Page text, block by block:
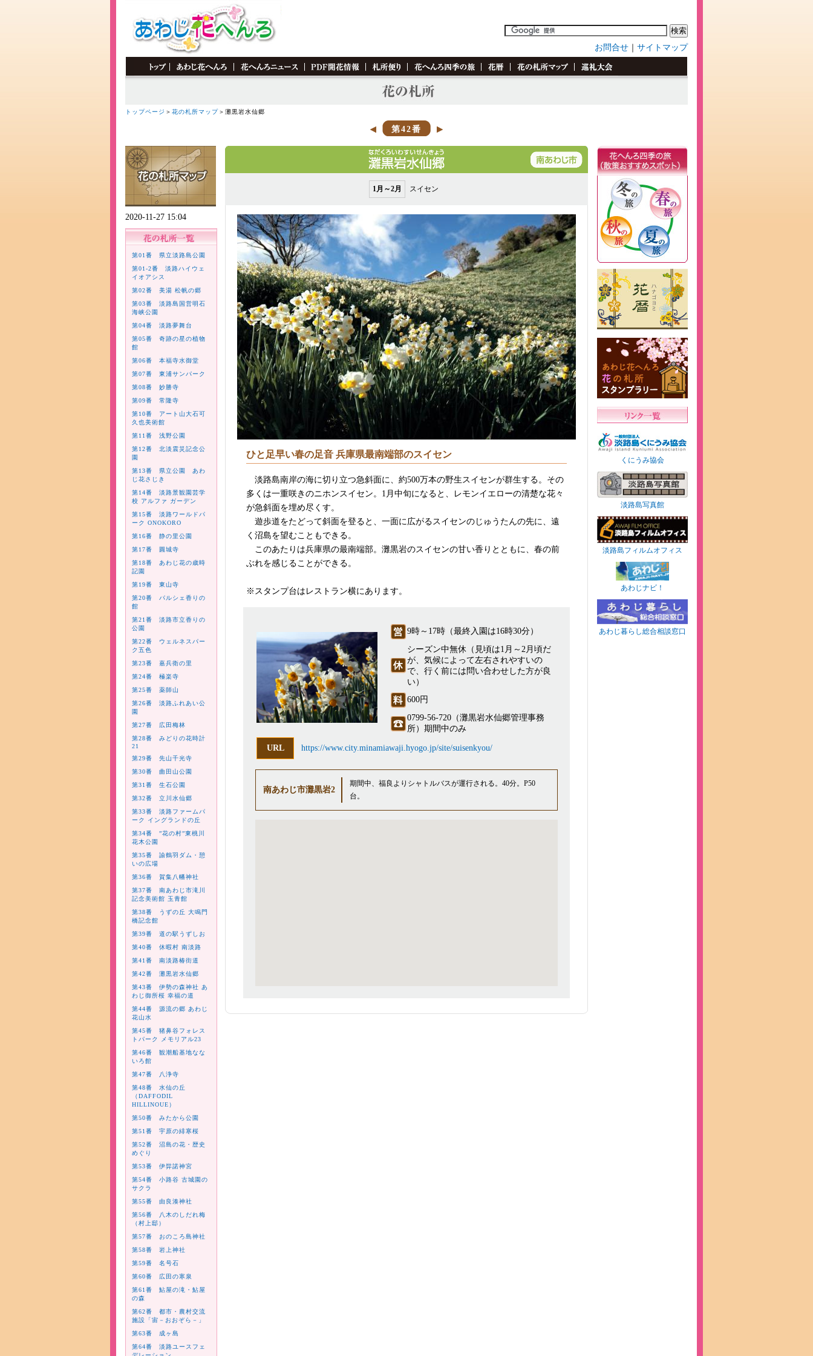
お問合せ サイトマップ
トップページ ＞ 花の札所マップ＞灘黒岩水仙郷
第42番
2020-11-27 15:04
第01番 県立淡路島公園
第01-2番 淡路ハイウェ
イオアシス
第02番 美湯 松帆の郷
第03番 淡路島国営明石
海峡公園
第04番 淡路夢舞台
第05番 奇跡の星の植物
館
第06番 本福寺水御堂
第07番 東浦サンパーク
第08番 妙勝寺
第09番 常隆寺
第10番 アート山大石可
久也美術館
第11番 浅野公園
第12番 北淡震災記念公
園
第13番 県立公園 あわ
じ花さじき
第14番 淡路景観園芸学
校 アルファ ガーデン
第15番 淡路ワールドパ
ーク ONOKORO
第16番 静の里公園
第17番 圓城寺
第18番 あわじ花の歳時
記園
第19番 東山寺
第20番 パルシェ香りの
館
第21番 淡路市立香りの
公園
第22番 ウェルネスパー
ク五色
第23番 嘉兵衛の里
第24番 極楽寺
第25番 薬師山
第26番 淡路ふれあい公
園
第27番 広田梅林
第28番 みどりの花時計
21
第29番 先山千光寺
第30番 曲田山公園
第31番 生石公園
第32番 立川水仙郷
第33番 淡路ファームパ
ーク イングランドの丘
第34番 ”花の村”東桃川
花木公園
第35番 諭鶴羽ダム・憩
いの広場
第36番 賀集八幡神社
第37番 南あわじ市滝川
記念美術館 玉青館
第38番 うずの丘 大鳴門
橋記念館
第39番 道の駅うずしお
第40番 休暇村 南淡路
第41番 南淡路椿街道
第42番 灘黒岩水仙郷
第43番 伊勢の森神社 あ
わじ御所桜 幸福の道
第44番 源流の郷 あわじ
花山水
第45番 猪鼻谷フォレス
トパーク メモリアル23
第46番 観潮船基地なな
いろ館
第47番 八浄寺
第48番 水仙の丘
（DAFFODIL
HILLINOUE）
第50番 みたから公園
第51番 宇原の緋寒桜
第52番 沼島の花・歴史
めぐり
第53番 伊弉諾神宮
第54番 小路谷 古城園の
サクラ
第55番 由良湊神社
第56番 八木のしだれ梅
（村上邸）
第57番 おのころ島神社
第58番 岩上神社
第59番 名号石
第60番 広田の寒泉
第61番 鮎屋の滝・鮎屋
の森
第62番 都市・農村交流
施設「宙－おおぞら－」
第63番 成ヶ島
第64番 淡路ユースフェ
1月～2月 スイセン
ひと足早い春の足音 兵庫県最南端部のスイセン
淡路島南岸の海に切り立つ急斜面に、約500万本の野生スイセンが群生する。その
多くは一重咲きのニホンスイセン。1月中旬になると、レモンイエローの清楚な花々
が急斜面を埋め尽くす。
遊歩道をたどって斜面を登ると、一面に広がるスイセンのじゅうたんの先に、遠
く沼島を望むこともできる。
このあたりは兵庫県の最南端部。灘黒岩のスイセンの甘い香りとともに、春の前
ぶれを感じることができる。
※スタンプ台はレストラン横にあります。
9時～17時（最終入園は16時30分）
シーズン中無休（見頃は1月～2月頃だ
が、気候によって左右されやすいの
で、行く前には問い合わせした方が良
い）
600円
0799-56-720（灘黒岩水仙郷管理事務
所）期間中のみ
URL https://www.city.minamiawaji.hyogo.jp/site/suisenkyou/
南あわじ市灘黒岩2
期間中、福良よりシャトルバスが運行される。40分。P50
台。
くにうみ協会
淡路島写真館
淡路島フィルムオフィス
あわじナビ！
あわじ暮らし総合相談窓口